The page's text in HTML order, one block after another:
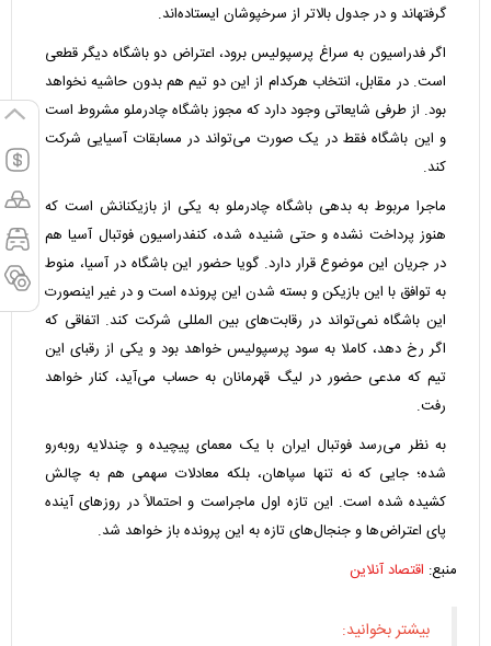
گرفتهاند و در جدول بالاتر از سرخپوشان ایستاده‌اند.
اگر فدراسیون به سراغ پرسپولیس برود، اعتراض دو باشگاه دیگر قطعی
است. در مقابل، انتخاب هرکدام از این دو تیم هم بدون حاشیه نخواهد
بود. از طرفی شایعاتی وجود دارد که مجوز باشگاه چادرملو مشروط است
و این باشگاه فقط در یک صورت می‌تواند در مسابقات آسیایی شرکت
کند.
ماجرا مربوط به بدهی باشگاه چادرملو به یکی از بازیکنانش است که
هنوز پرداخت نشده و حتی شنیده شده، کنفدراسیون فوتبال آسیا هم
در جریان این موضوع قرار دارد. گویا حضور این باشگاه در آسیا، منوط
به توافق با این بازیکن و بسته شدن این پرونده است و در غیر اینصورت
این باشگاه نمی‌تواند در رقابت‌های بین المللی شرکت کند. اتفاقی که
اگر رخ دهد، کاملا به سود پرسپولیس خواهد بود و یکی از رقبای این
تیم که مدعی حضور در لیگ قهرمانان به حساب می‌آید، کنار خواهد
رفت.
به نظر می‌رسد فوتبال ایران با یک معمای پیچیده و چندلایه روبه‌رو
شده؛ جایی که نه تنها سپاهان، بلکه معادلات سهمی هم به چالش
کشیده شده است. این تازه اول ماجراست و احتمالاً در روز‌های آینده
پای اعتراض‌ها و جنجال‌های تازه به این پرونده باز خواهد شد.
منبع: اقتصاد آنلاین
بیشتر بخوانید: